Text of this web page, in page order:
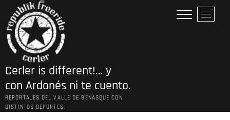
contenido
Cerler is different!… y
con Ardonés ni te cuento.
REPORTAJES DEL VALLE DE BENASQUE CON
DISTINTOS DEPORTES.
B
o
e